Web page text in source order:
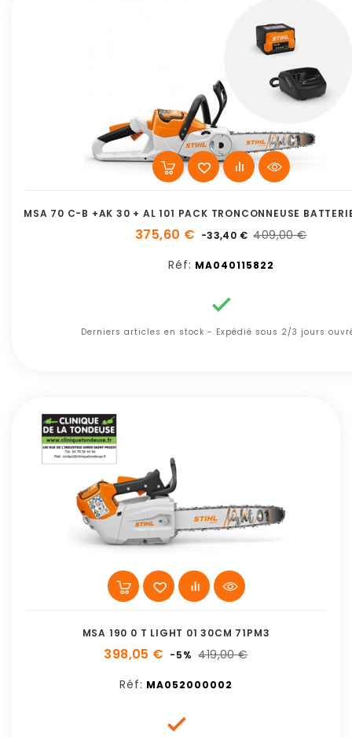
MSA 70 C-B +AK 30 + AL 101 PACK TRONCONNEUSE
375,60 € -33,40 € 409,00 €
Réf: MA040115822

Derniers articles en stock - Expédié sous 2/3 jours
MSA 190 0 T LIGHT 01 30CM 71PM3
398,05 € -5% 419,00 €
Réf: MA052000002
